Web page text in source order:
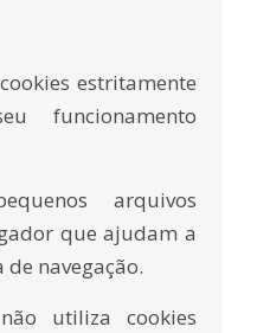
estritamente
funcionamento
arquivos
que ajudam a
navegação.
não utiliza cookies